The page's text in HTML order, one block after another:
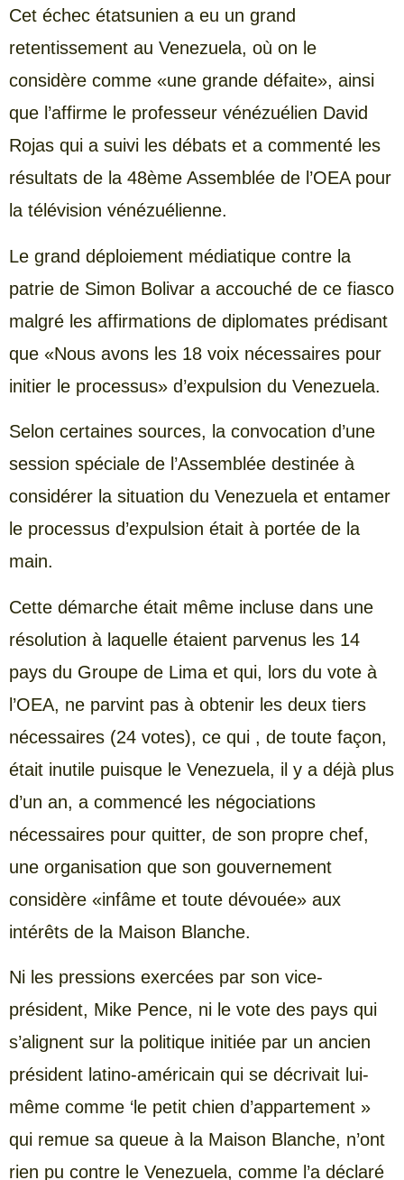
Cet échec étatsunien a eu un grand
retentissement au Venezuela, où on le
considère comme «une grande défaite», ainsi
que l’affirme le professeur vénézuélien David
Rojas qui a suivi les débats et a commenté les
résultats de la 48ème Assemblée de l’OEA pour
la télévision vénézuélienne.
Le grand déploiement médiatique contre la
patrie de Simon Bolivar a accouché de ce fiasco
malgré les affirmations de diplomates prédisant
que «Nous avons les 18 voix nécessaires pour
initier le processus» d’expulsion du Venezuela.
Selon certaines sources, la convocation d’une
session spéciale de l’Assemblée destinée à
considérer la situation du Venezuela et entamer
le processus d’expulsion était à portée de la
main.
Cette démarche était même incluse dans une
résolution à laquelle étaient parvenus les 14
pays du Groupe de Lima et qui, lors du vote à
l’OEA, ne parvint pas à obtenir les deux tiers
nécessaires (24 votes), ce qui , de toute façon,
était inutile puisque le Venezuela, il y a déjà plus
d’un an, a commencé les négociations
nécessaires pour quitter, de son propre chef,
une organisation que son gouvernement
considère «infâme et toute dévouée» aux
intérêts de la Maison Blanche.
Ni les pressions exercées par son vice-
président, Mike Pence, ni le vote des pays qui
s’alignent sur la politique initiée par un ancien
président latino-américain qui se décrivait lui-
même comme ‘le petit chien d’appartement »
qui remue sa queue à la Maison Blanche, n’ont
rien pu contre le Venezuela, comme l’a déclaré